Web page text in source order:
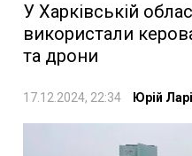
У Харківській
використали
та дрони
17.12.2024, 22:34 Юрій